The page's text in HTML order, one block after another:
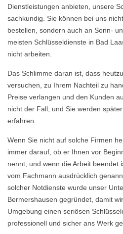
Dienstleistungen anbieten, unsere
sachkundig. Sie können bei uns
bestellen, sondern auch an Sonn-
meisten Schlüsseldienste in Bad
nicht arbeiten.
Das Schlimme daran ist, dass
versuchen, zu Ihrem Nachteil zu
Preise verlangen und den Kunden
nicht der Fall, und Sie werden
erfahren.
Wenn Sie nicht auf solche Firmen
immer darauf, ob er Ihnen vor
nennt, und wenn die Arbeit beendet
vom Fachmann ausdrücklich
solcher Notdienste wurde unser
Bermershausen gegründet, damit
Umgebung einen seriösen
professionell und sicher ans Werk